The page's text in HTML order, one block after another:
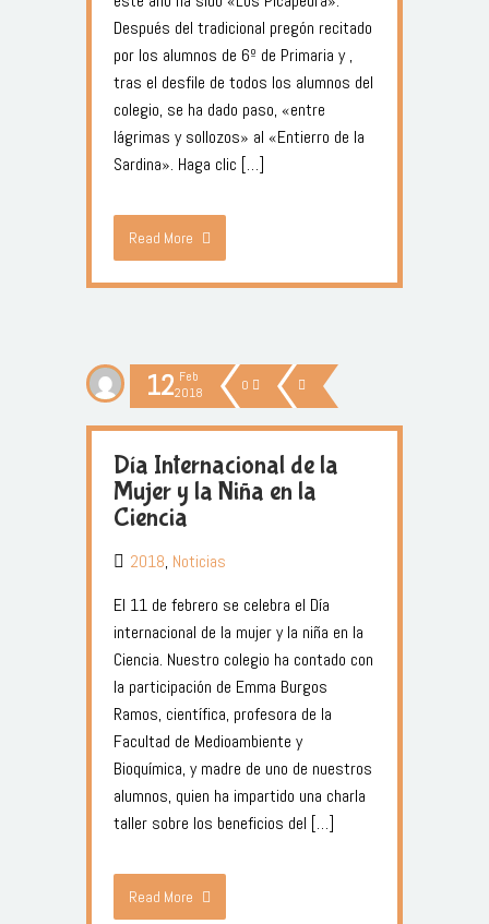
Después del tradicional pregón recitado
por los alumnos de 6º de Primaria y ,
tras el desfile de todos los alumnos del
colegio, se ha dado paso, «entre
lágrimas y sollozos» al «Entierro de la
Sardina». Haga clic […]
Read More
12 Feb
2018
0
Día Internacional de la
Mujer y la Niña en la
Ciencia
2018, Noticias
El 11 de febrero se celebra el Día
internacional de la mujer y la niña en la
Ciencia. Nuestro colegio ha contado con
la participación de Emma Burgos
Ramos, científica, profesora de la
Facultad de Medioambiente y
Bioquímica, y madre de uno de nuestros
alumnos, quien ha impartido una charla
taller sobre los beneficios del […]
Read More